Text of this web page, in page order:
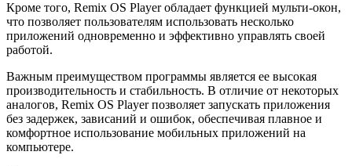
Кроме того, Remix OS Player обладает функцией мульти-окон,
что позволяет пользователям использовать несколько
приложений одновременно и эффективно управлять своей
работой.
Важным преимуществом программы является ее высокая
производительность и стабильность. В отличие от некоторых
аналогов, Remix OS Player позволяет запускать приложения
без задержек, зависаний и ошибок, обеспечивая плавное и
комфортное использование мобильных приложений на
компьютере.